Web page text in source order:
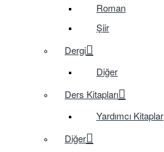
Roman
Şiir
Dergi
Diğer
Ders Kitapları
Yardımcı Kitaplar
Diğer